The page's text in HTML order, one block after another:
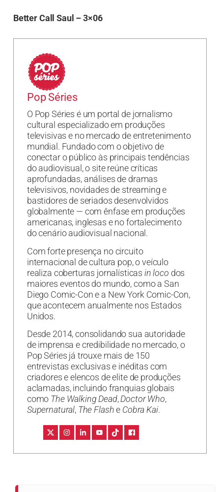
Better Call Saul – 3×06
Pop Séries
O Pop Séries é um portal de jornalismo
cultural especializado em produções
televisivas e no mercado de entretenimento
mundial. Fundado com o objetivo de
conectar o público às principais tendências
do audiovisual, o site reúne críticas
aprofundadas, análises de dramas
televisivos, novidades de streaming e
bastidores de seriados desenvolvidos
globalmente — com ênfase em produções
americanas, inglesas e no fortalecimento
do cenário audiovisual nacional.
Com forte presença no circuito
internacional de cultura pop, o veículo
realiza coberturas jornalísticas in loco dos
maiores eventos do mundo, como a San
Diego Comic-Con e a New York Comic-Con,
que acontecem anualmente nos Estados
Unidos.
Desde 2014, consolidando sua autoridade
de imprensa e credibilidade no mercado, o
Pop Séries já trouxe mais de 150
entrevistas exclusivas e inéditas com
criadores e elencos de elite de produções
aclamadas, incluindo franquias globais
como The Walking Dead,Doctor Who,
Supernatural, The Flashe Cobra Kai.